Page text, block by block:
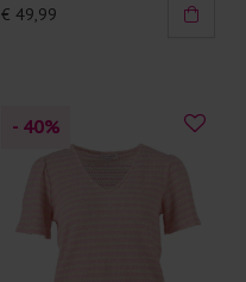
€ 49,99
- 40%